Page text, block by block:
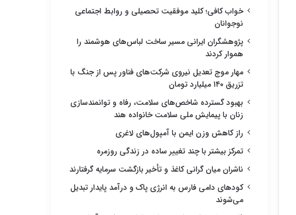
خواب کافی؛ کلید موفقیت تحصیلی و روابط اجتماعی
نوجوانان
پژوهشگران ایرانی مسیر ساخت لباس‌های هوشمند را
هموار کردند
مهار موج تعدیل نیروی شرکت‌های فناور پس از جنگ با
تزریق ۱۴۰ میلیارد تومان
بهبود گسترده شاخص‌های سلامت، رفاه و توانمندسازی
زنان با پیمایش ملی سلامت خانواده هند
راز کاهش وزن ایمن با آمپول‌های لاغری
تمرکز بیشتر با چند تغییر ساده در زندگی روزمره
ناشران میان گرانی کاغذ و تأخیر بازگشت سرمایه گرفتارند
کودهای دامی فارس به انرژی پاک و درآمد پایدار تبدیل
می‌شوند